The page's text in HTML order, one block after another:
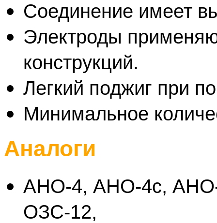
Соединение имеет
Электроды
конструкций.
Легкий поджиг при
Минимальное
Аналоги
АНО-4, АНО-4с,
ОЗС-12,